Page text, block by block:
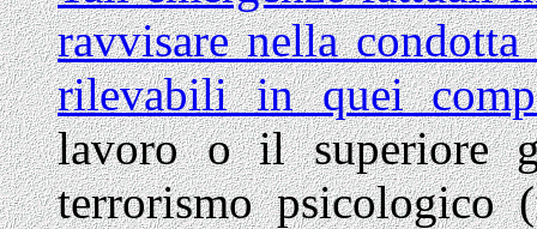
ravvisare nella
rilevabili in quei
lavoro o il superiore
terrorismo psicologico